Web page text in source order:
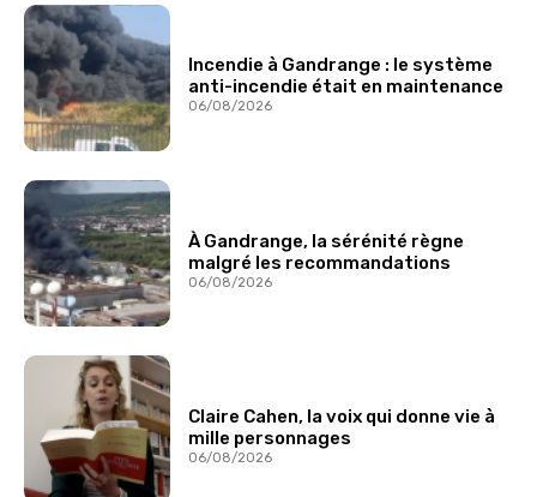
Incendie à Gandrange : le système
anti-incendie était en maintenance
06/08/2026
À Gandrange, la sérénité règne
malgré les recommandations
06/08/2026
Claire Cahen, la voix qui donne vie à
mille personnages
06/08/2026